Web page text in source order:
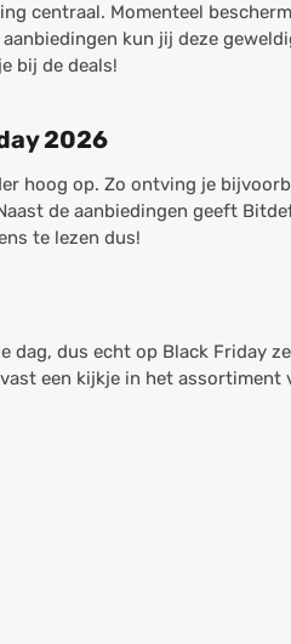
centraal. Momenteel
kun jij deze
bij de deals!
2026
hoog op. Zo ontving je
de aanbiedingen geeft
te lezen dus!
dag, dus echt op Black Friday
een kijkje in het